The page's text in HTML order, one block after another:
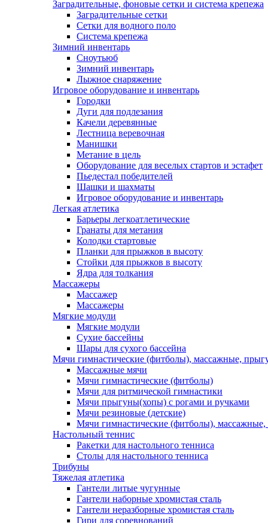
Заградительные, фоновые сетки и система крепежа
Заградительные сетки
Сетки для водного поло
Система крепежа
Зимний инвентарь
Сноутьюб
Зимний инвентарь
Лыжное снаряжение
Игровое оборудование и инвентарь
Городки
Дуги для подлезания
Качели деревянные
Лестница веревочная
Манишки
Метание в цель
Оборудование для веселых стартов и эстафет
Пьедестал победителей
Шашки и шахматы
Игровое оборудование и инвентарь
Легкая атлетика
Барьеры легкоатлетические
Гранаты для метания
Колодки стартовые
Планки для прыжков в высоту
Стойки для прыжков в высоту
Ядра для толкания
Массажеры
Массажер
Массажеры
Мягкие модули
Мягкие модули
Сухие бассейны
Шары для сухого бассейна
Мячи гимнастические (фитболы), массажные,
Массажные мячи
Мячи гимнастические (фитболы)
Мячи для ритмической гимнастики
Мячи прыгуны(хопы) с рогами и ручками
Мячи резиновые (детские)
Мячи гимнастические (фитболы),
Настольный теннис
Ракетки для настольного тенниса
Столы для настольного тенниса
Трибуны
Тяжелая атлетика
Гантели литые чугунные
Гантели наборные хромистая сталь
Гантели неразборные хромистая сталь
Гири для соревнований